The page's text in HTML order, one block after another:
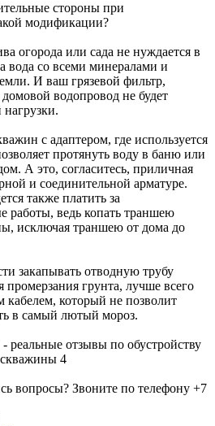
стороны при
модификации?
огорода или сада не нуждается в
вода со всеми минералами и
И ваш грязевой фильтр,
водопровод не будет
с адаптером, где используется
протянуть воду в баню или
А это, согласитесь, приличная
и соединительной арматуре.
также платить за
работы, ведь копать траншею
исключая траншею от дома до
закапывать отводную трубу
грунта, лучше всего
кабелем, который не позволит
в самый лютый мороз.
вопросы? Звоните по телефону +7